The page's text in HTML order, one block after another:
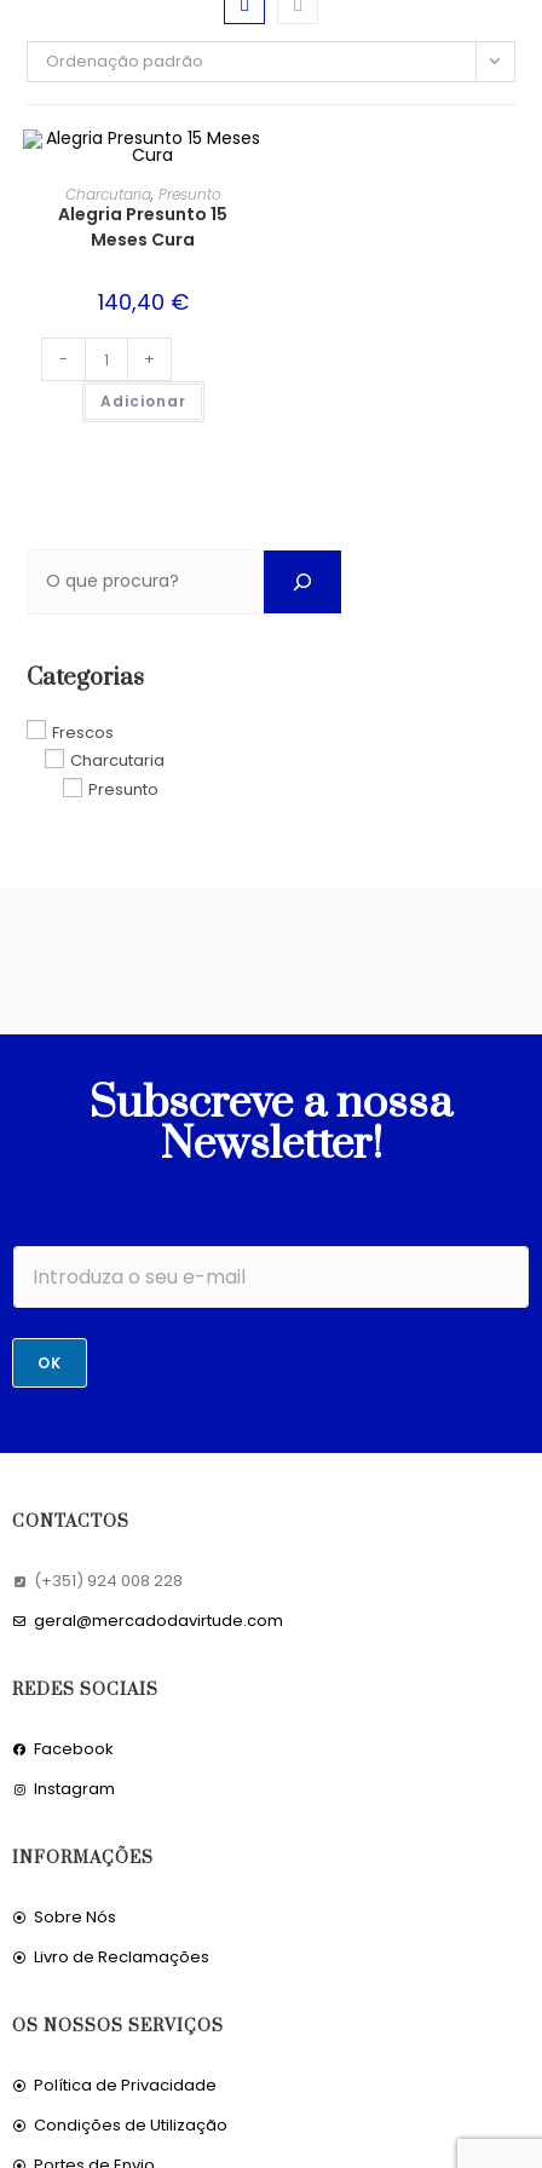
Ordenação padrão
Charcutaria, Presunto
Alegria Presunto 15
Meses Cura
140,40 €
- +
Adicionar
Categorias
Frescos
Charcutaria
Presunto
Subscreve a nossa
Newsletter!
OK
CONTACTOS
(+351) 924 008 228
geral@mercadodavirtude.com
REDES SOCIAIS
Facebook
Instagram
INFORMAÇÕES
Sobre Nós
Livro de Reclamações
OS NOSSOS SERVIÇOS
Política de Privacidade
Condições de Utilização